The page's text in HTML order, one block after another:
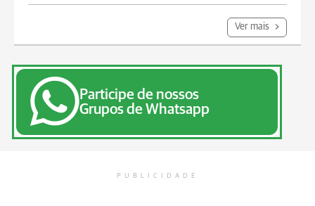
Ver mais
Participe de nossos
Grupos de Whatsapp
PUBLICIDADE